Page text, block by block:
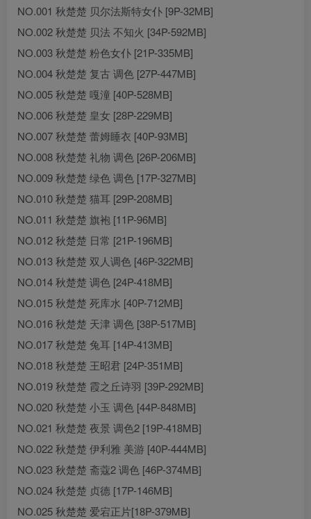
NO.001 秋楚楚 贝尔法斯特女仆 [9P-32MB]
NO.002 秋楚楚 贝法 不知火 [34P-592MB]
NO.003 秋楚楚 粉色女仆 [21P-335MB]
NO.004 秋楚楚 复古 调色 [27P-447MB]
NO.005 秋楚楚 嘎潼 [40P-528MB]
NO.006 秋楚楚 皇女 [28P-229MB]
NO.007 秋楚楚 蕾姆睡衣 [40P-93MB]
NO.008 秋楚楚 礼物 调色 [26P-206MB]
NO.009 秋楚楚 绿色 调色 [17P-327MB]
NO.010 秋楚楚 猫耳 [29P-208MB]
NO.011 秋楚楚 旗袍 [11P-96MB]
NO.012 秋楚楚 日常 [21P-196MB]
NO.013 秋楚楚 双人调色 [46P-322MB]
NO.014 秋楚楚 调色 [24P-418MB]
NO.015 秋楚楚 死库水 [40P-712MB]
NO.016 秋楚楚 天津 调色 [38P-517MB]
NO.017 秋楚楚 兔耳 [14P-413MB]
NO.018 秋楚楚 王昭君 [24P-351MB]
NO.019 秋楚楚 霞之丘诗羽 [39P-292MB]
NO.020 秋楚楚 小玉 调色 [44P-848MB]
NO.021 秋楚楚 夜景 调色2 [19P-418MB]
NO.022 秋楚楚 伊利雅 美游 [40P-444MB]
NO.023 秋楚楚 斋蔻2 调色 [46P-374MB]
NO.024 秋楚楚 贞德 [17P-146MB]
NO.025 秋楚楚 爱宕正片[18P-379MB]